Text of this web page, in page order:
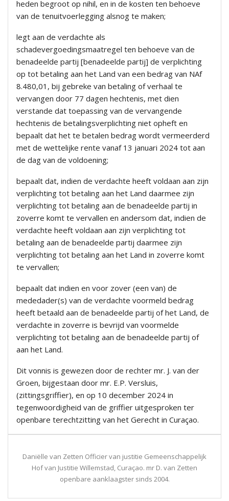
heden begroot op nihil, en in de kosten ten behoeve
van de tenuitvoerlegging alsnog te maken;
legt aan de verdachte als
schadevergoedingsmaatregel ten behoeve van de
benadeelde partij [benadeelde partij] de verplichting
op tot betaling aan het Land van een bedrag van NAf
8.480,01, bij gebreke van betaling of verhaal te
vervangen door 77 dagen hechtenis, met dien
verstande dat toepassing van de vervangende
hechtenis de betalingsverplichting niet opheft en
bepaalt dat het te betalen bedrag wordt vermeerderd
met de wettelijke rente vanaf 13 januari 2024 tot aan
de dag van de voldoening;
bepaalt dat, indien de verdachte heeft voldaan aan zijn
verplichting tot betaling aan het Land daarmee zijn
verplichting tot betaling aan de benadeelde partij in
zoverre komt te vervallen en andersom dat, indien de
verdachte heeft voldaan aan zijn verplichting tot
betaling aan de benadeelde partij daarmee zijn
verplichting tot betaling aan het Land in zoverre komt
te vervallen;
bepaalt dat indien en voor zover (een van) de
mededader(s) van de verdachte voormeld bedrag
heeft betaald aan de benadeelde partij of het Land, de
verdachte in zoverre is bevrijd van voormelde
verplichting tot betaling aan de benadeelde partij of
aan het Land.
Dit vonnis is gewezen door de rechter mr. J. van der
Groen, bijgestaan door mr. E.P. Versluis,
(zittingsgriffier), en op 10 december 2024 in
tegenwoordigheid van de griffier uitgesproken ter
openbare terechtzitting van het Gerecht in Curaçao.
Daniëlle van Zetten Officier van justitie Gemeenschappelijk
Hof van Justitie Willemstad, Curaçao. mr D. van Zetten
openbare aanklaagster sinds 2004.